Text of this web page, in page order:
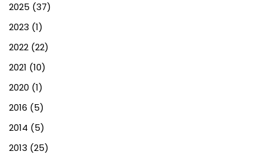
2025 (37)
2023 (1)
2022 (22)
2021 (10)
2020 (1)
2016 (5)
2014 (5)
2013 (25)